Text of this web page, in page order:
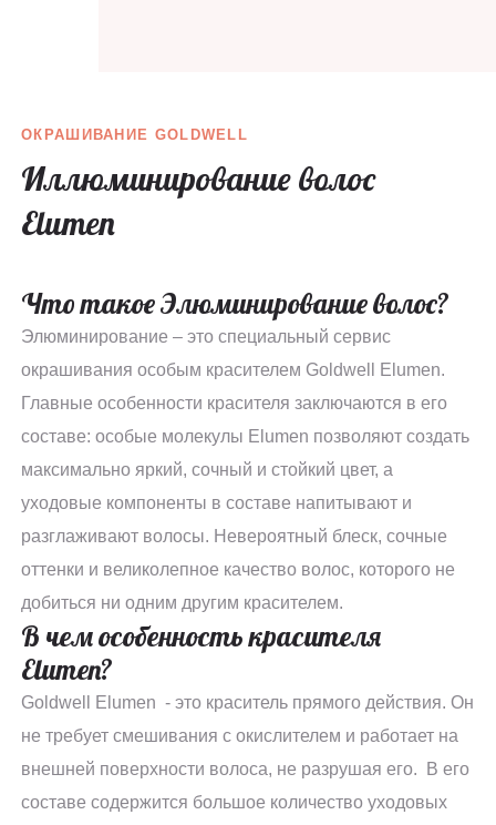
ОКРАШИВАНИЕ GOLDWELL
Иллюминирование волос
Elumen
Что такое Элюминирование волос?
Элюминирование – это специальный сервис
окрашивания особым красителем Goldwell Elumen.
Главные особенности красителя заключаются в его
составе: особые молекулы Elumen позволяют создать
максимально яркий, сочный и стойкий цвет, а
уходовые компоненты в составе напитывают и
разглаживают волосы. Невероятный блеск, сочные
оттенки и великолепное качество волос, которого не
добиться ни одним другим красителем.
В чем особенность красителя
Elumen?
Goldwell Elumen - это краситель прямого действия. Он
не требует смешивания с окислителем и работает на
внешней поверхности волоса, не разрушая его. В его
составе содержится большое количество уходовых